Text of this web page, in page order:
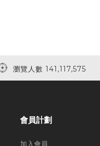
瀏覽人數 141,117,575
會員計劃
加入會員